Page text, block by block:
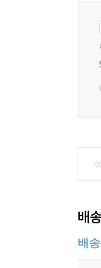
어
있
몸
채
손
그
현
할
머
배
배